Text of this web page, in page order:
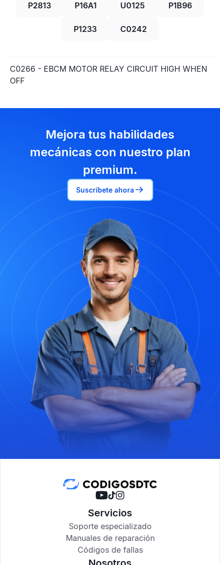
P2813 P16A1 U0125 P1B96
P1233 C0242
C0266 - EBCM MOTOR RELAY CIRCUIT HIGH WHEN
OFF
Mejora tus habilidades
mecánicas con nuestro plan
premium.
Suscríbete ahora
Servicios
Soporte especializado
Manuales de reparación
Códigos de fallas